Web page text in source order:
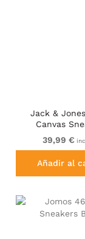
Jack &
Canvas
Chambray
39,99 €
Añadir al